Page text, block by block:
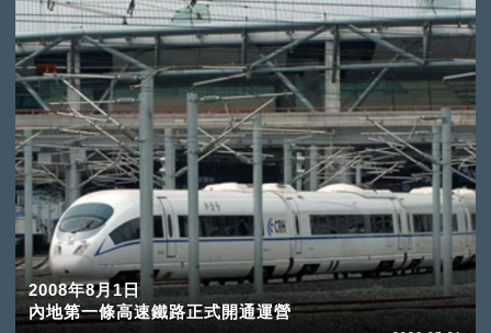
2008年8月1日
內地第一條高速鐵路正式開通運營